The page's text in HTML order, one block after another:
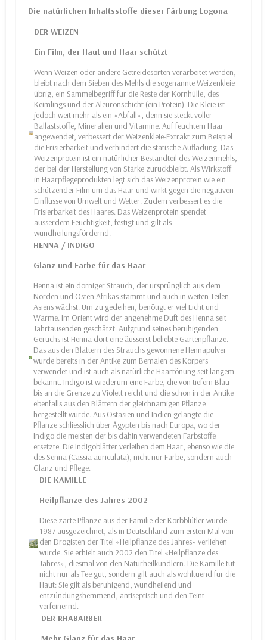
Die natürlichen Inhaltsstoffe dieser Färbung Logona
DER WEIZEN
Ein Film, der Haut und Haar schützt
Wenn Weizen oder andere Getreidesorten verarbeitet werden,
bleibt nach dem Sieben des Mehls die sogenannte Weizenkleie
übrig, ein Sammelbegriff für die Reste der Kornhülle, des
Keimlings und der Aleuronschicht (ein Protein). Die Kleie ist
jedoch weit mehr als ein «Abfall», denn sie steckt voller
Ballaststoffe, Mineralien und Vitamine. Auf feuchtem Haar
angewendet, verbessert der Weizenkleie-Extrakt zum Beispiel
die Frisierbarkeit und verhindert die statische Aufladung. Das
Weizenprotein ist ein natürlicher Bestandteil des Weizenmehls,
der bei der Herstellung von Stärke zurückbleibt. Als Wirkstoff
in Haarpflegeprodukten legt sich das Weizenprotein wie ein
schützender Film um das Haar und wirkt gegen die negativen
Einflüsse von Umwelt und Wetter. Zudem verbessert es die
Frisierbarkeit des Haares. Das Weizenprotein spendet
ausserdem Feuchtigkeit, festigt und gilt als
wundheilungsfördernd.
HENNA / INDIGO
Glanz und Farbe für das Haar
Henna ist ein dorniger Strauch, der ursprünglich aus dem
Norden und Osten Afrikas stammt und auch in weiten Teilen
Asiens wächst. Um zu gedeihen, benötigt er viel Licht und
Wärme. Im Orient wird der angenehme Duft des Henna seit
Jahrtausenden geschätzt: Aufgrund seines beruhigenden
Geruchs ist Henna dort eine äusserst beliebte Gartenpflanze.
Das aus den Blättern des Strauchs gewonnene Hennapulver
wurde bereits in der Antike zum Bemalen des Körpers
verwendet und ist auch als natürliche Haartönung seit langem
bekannt. Indigo ist wiederum eine Farbe, die von tiefem Blau
bis an die Grenze zu Violett reicht und die schon in der Antike
ebenfalls aus den Blättern der gleichnamigen Pflanze
hergestellt wurde. Aus Ostasien und Indien gelangte die
Pflanze schliesslich über Ägypten bis nach Europa, wo der
Indigo die meisten der bis dahin verwendeten Farbstoffe
ersetzte. Die Indigoblätter verleihen dem Haar, ebenso wie die
des Senna (Cassia auriculata), nicht nur Farbe, sondern auch
Glanz und Pflege.
DIE KAMILLE
Heilpflanze des Jahres 2002
Diese zarte Pflanze aus der Familie der Korbblütler wurde
1987 ausgezeichnet, als in Deutschland zum ersten Mal von
den Drogisten der Titel «Heilpflanze des Jahres» verliehen
wurde. Sie erhielt auch 2002 den Titel «Heilpflanze des
Jahres», diesmal von den Naturheilkundlern. Die Kamille tut
nicht nur als Tee gut, sondern gilt auch als wohltuend für die
Haut: Sie gilt als beruhigend, wundheilend und
entzündungshemmend, antiseptisch und den Teint
verfeinernd.
DER RHABARBER